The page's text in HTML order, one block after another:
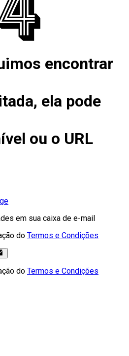
encontrar
ela pode
ou o URL
em sua caixa de e-mail
do Termos e Condições
do Termos e Condições